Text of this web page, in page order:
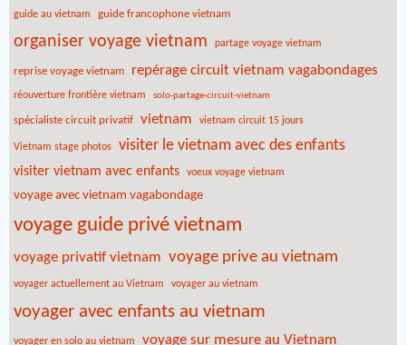
guide au vietnam guide francophone vietnam
organiser voyage vietnam partage voyage vietnam
reprise voyage vietnam repérage circuit vietnam vagabondages
réouverture frontière vietnam solo-partage-circuit-vietnam
spécialiste circuit privatif vietnam vietnam circuit 15 jours
Vietnam stage photos visiter le vietnam avec des enfants
visiter vietnam avec enfants voeux voyage vietnam
voyage avec vietnam vagabondage
voyage guide privé vietnam
voyage privatif vietnam voyage prive au vietnam
voyager actuellement au Vietnam voyager au vietnam
voyager avec enfants au vietnam
voyager en solo au vietnam voyage sur mesure au Vietnam